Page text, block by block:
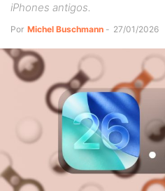
iPhones antigos.
Por Michel Buschmann - 27/01/2026